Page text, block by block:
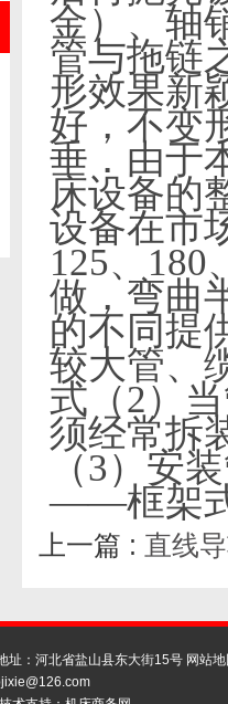
金） 、轴
管与拖链
形效果新
好，不变
垂．由于
床设备的
设备在市
125、 180
做，弯曲
的不同提
较大管、
式（2）
须经常拆
（3）安
——框架
上一篇 : 直线
址：河北省盐山县东大街15号 网站